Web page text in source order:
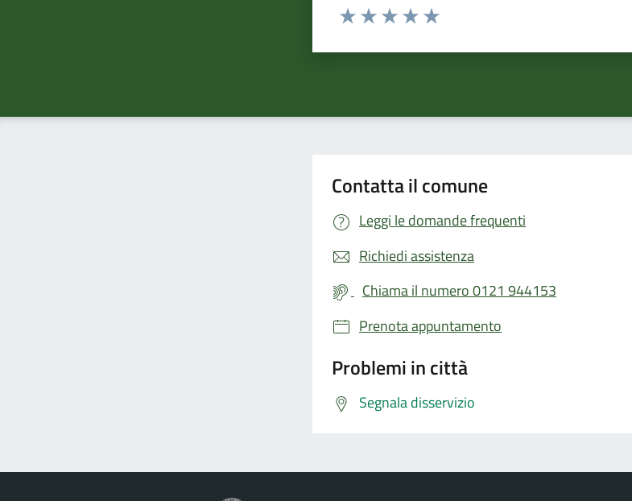
Valuta da 1 a 5 stelle la pagina
Contatta il comune
Leggi le domande frequenti
Richiedi assistenza
Chiama il numero 0121 944153
Prenota appuntamento
Problemi in città
Segnala disservizio